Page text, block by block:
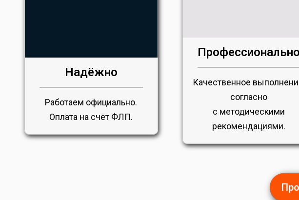
Надёжно
Работаем официально.
Оплата на счёт ФЛП.
Профессионально
Качественное
согласно
с методическими
рекомендациями.